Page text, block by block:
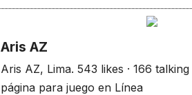
Aris AZ
Aris AZ, Lima. 543 likes · 166
página para juego en Línea